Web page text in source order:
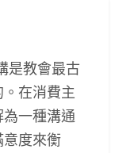
教會最古
在消費主
一種溝通
意度來衡